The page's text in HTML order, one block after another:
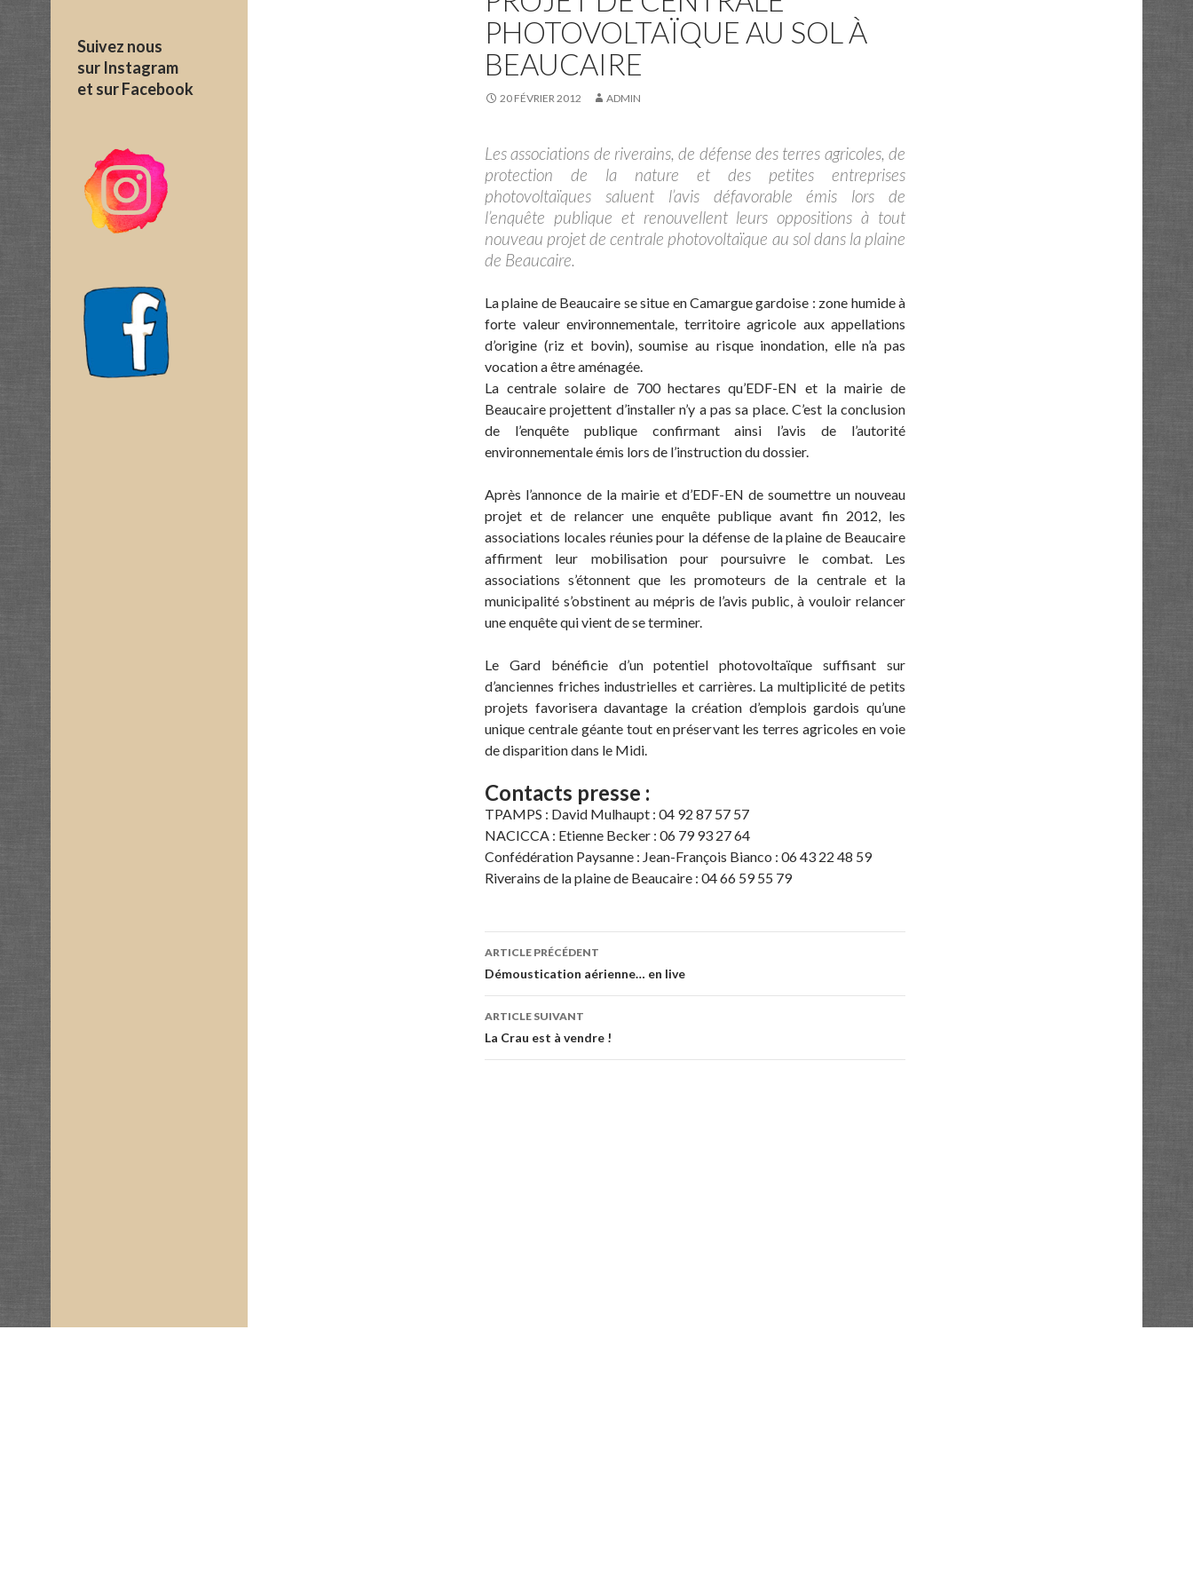
PHOTOVOLTAÏQUE AU SOL À
BEAUCAIRE
20 FÉVRIER 2012 ADMIN
Les associations de riverains, de défense des terres agricoles, de
protection de la nature et des petites entreprises
photovoltaïques saluent l’avis défavorable émis lors de
l’enquête publique et renouvellent leurs oppositions à tout
nouveau projet de centrale photovoltaïque au sol dans la plaine
de Beaucaire.
La plaine de Beaucaire se situe en Camargue gardoise : zone humide à
forte valeur environnementale, territoire agricole aux appellations
d’origine (riz et bovin), soumise au risque inondation, elle n’a pas
vocation a être aménagée.
La centrale solaire de 700 hectares qu’EDF-EN et la mairie de
Beaucaire projettent d’installer n’y a pas sa place. C’est la conclusion
de l’enquête publique confirmant ainsi l’avis de l’autorité
environnementale émis lors de l’instruction du dossier.
Après l’annonce de la mairie et d’EDF-EN de soumettre un nouveau
projet et de relancer une enquête publique avant fin 2012, les
associations locales réunies pour la défense de la plaine de Beaucaire
affirment leur mobilisation pour poursuivre le combat. Les
associations s’étonnent que les promoteurs de la centrale et la
municipalité s’obstinent au mépris de l’avis public, à vouloir relancer
une enquête qui vient de se terminer.
Le Gard bénéficie d’un potentiel photovoltaïque suffisant sur
d’anciennes friches industrielles et carrières. La multiplicité de petits
projets favorisera davantage la création d’emplois gardois qu’une
unique centrale géante tout en préservant les terres agricoles en voie
de disparition dans le Midi.
Contacts presse :
TPAMPS : David Mulhaupt : 04 92 87 57 57
NACICCA : Etienne Becker : 06 79 93 27 64
Confédération Paysanne : Jean-François Bianco : 06 43 22 48 59
Riverains de la plaine de Beaucaire : 04 66 59 55 79
Navigation
des
articles
ARTICLE PRÉCÉDENT
Démoustication aérienne… en live
ARTICLE SUIVANT
La Crau est à vendre !
Suivez nous
sur Instagram
et sur Facebook